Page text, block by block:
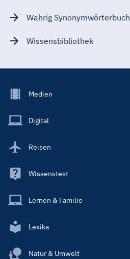
Wahrig Synonymwörterbuch
Wissensbibliothek
Footer
Main
Medien
Digital
Reisen
Wissenstest
Lernen & Familie
Lexika
Natur & Umwelt